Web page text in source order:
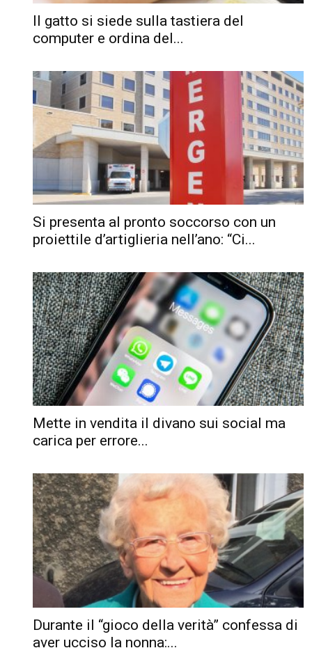
Il gatto si siede sulla tastiera del
computer e ordina del...
Si presenta al pronto soccorso con un
proiettile d’artiglieria nell’ano: “Ci...
Mette in vendita il divano sui social ma
carica per errore...
Durante il “gioco della verità” confessa di
aver ucciso la nonna:...